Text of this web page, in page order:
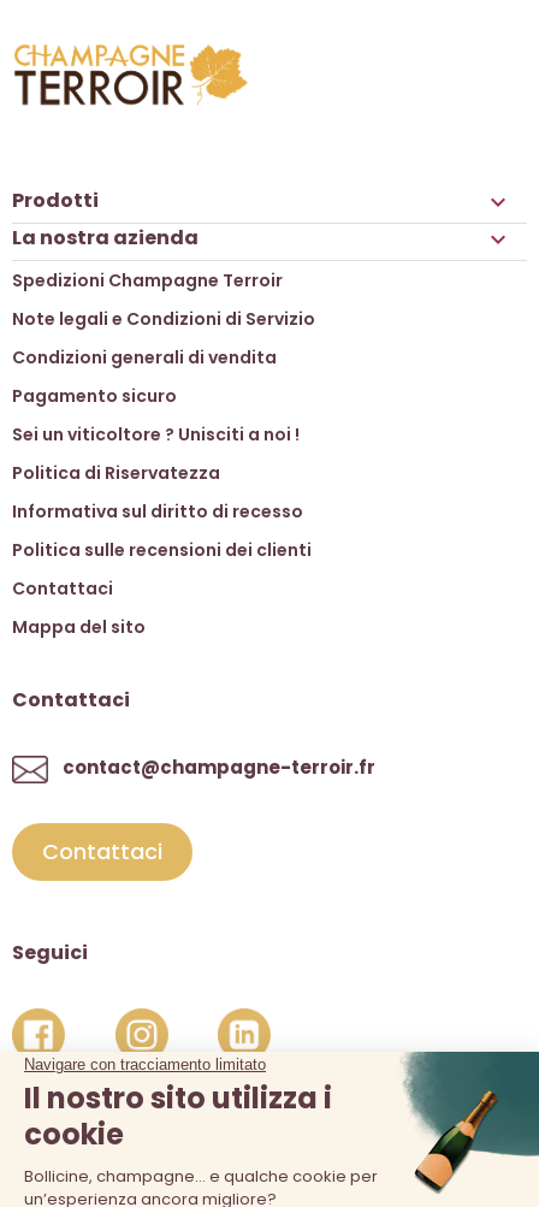
Prodotti 
La nostra azienda 
Spedizioni Champagne Terroir
Note legali e Condizioni di Servizio
Condizioni generali di vendita
Pagamento sicuro
Sei un viticoltore ? Unisciti a noi !
Politica di Riservatezza
Informativa sul diritto di recesso
Politica sulle recensioni dei clienti
Contattaci
Mappa del sito
Contattaci
contact@champagne-terroir.fr
Contattaci
Seguici